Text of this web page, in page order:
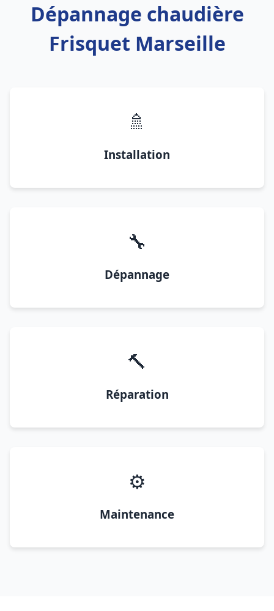
Dépannage chaudière
Frisquet Marseille
🚿
Installation
🔧
Dépannage
🔨
Réparation
⚙️
Maintenance